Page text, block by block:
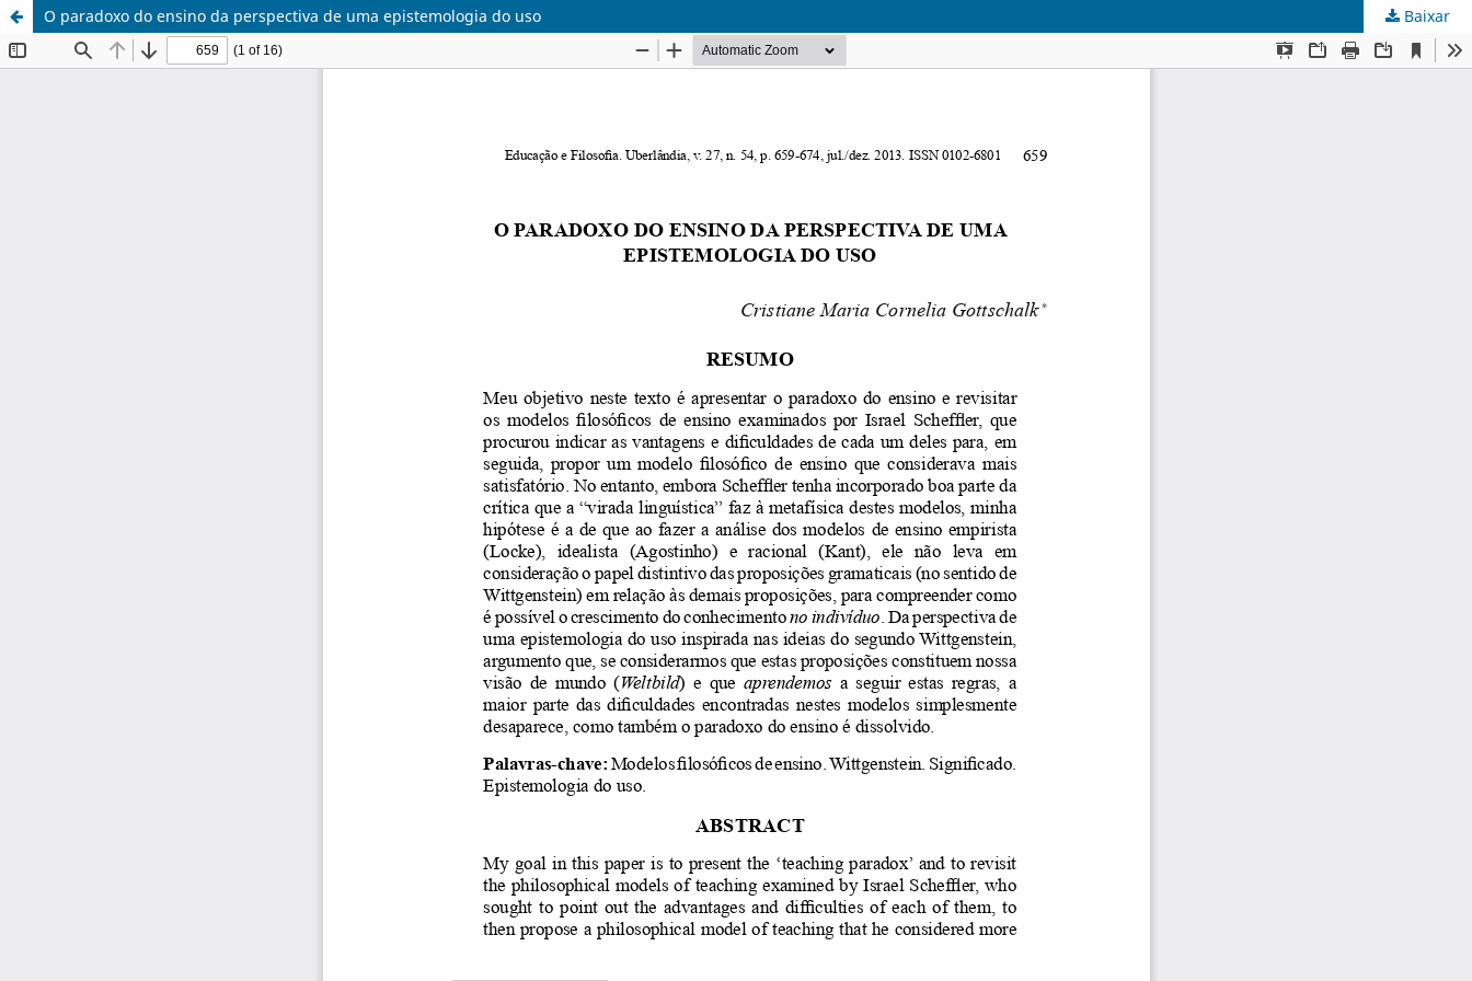
O paradoxo do ensino da perspectiva de uma epistemologia do uso Baixar